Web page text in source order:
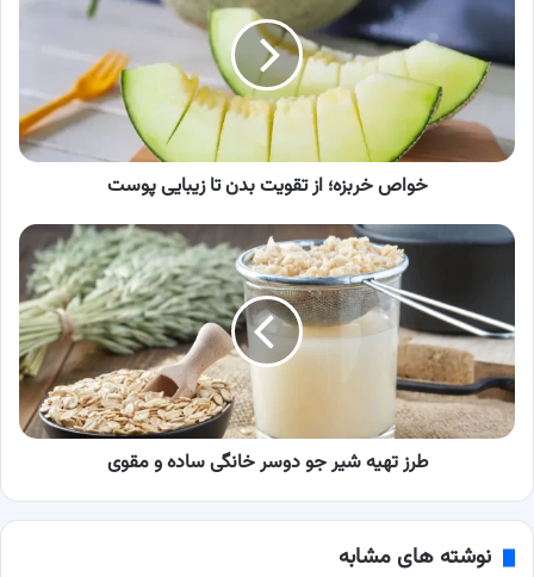
بدن
پوست
خواص خربزه؛ از تقویت بدن تا زیبایی پوست
طرز
دوسر
خانگی
ساده
و
مقوی
طرز تهیه شیر جو دوسر خانگی ساده و مقوی
نوشته های مشابه